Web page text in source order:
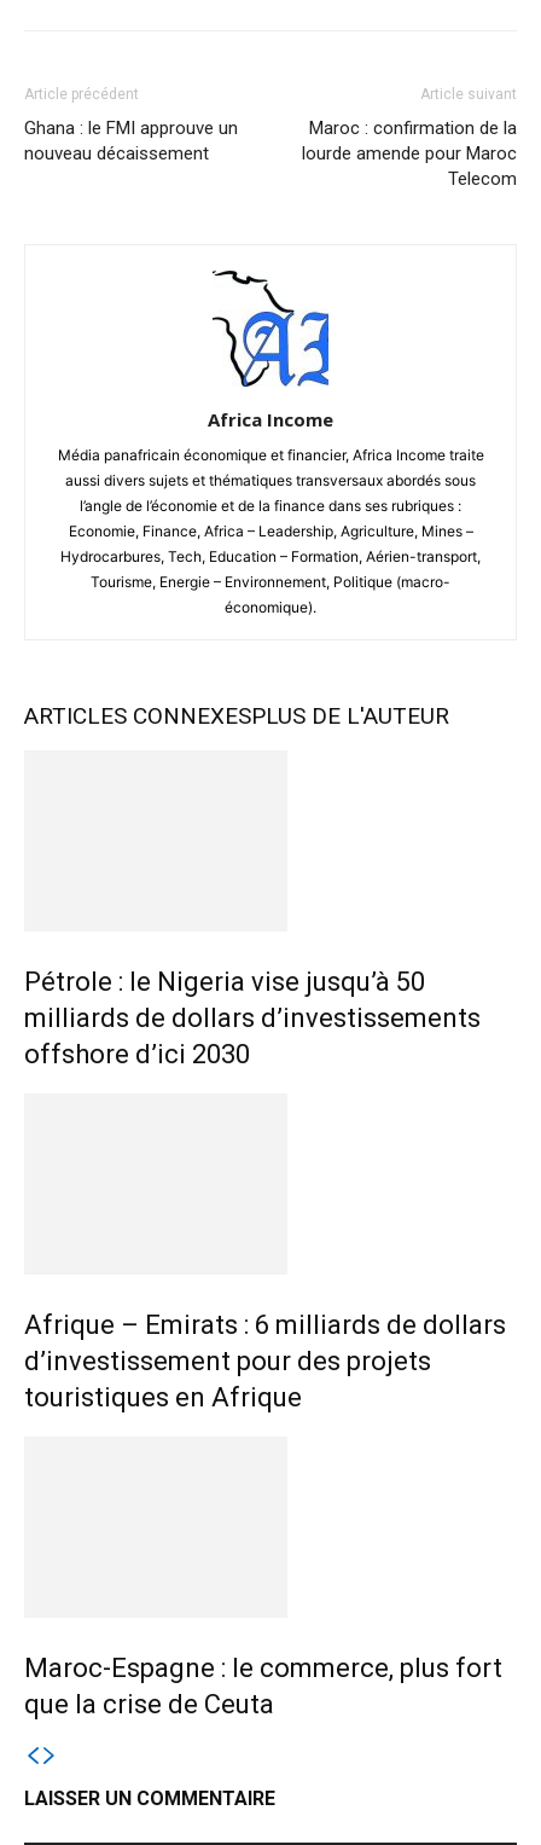
Article précédent
Ghana : le FMI approuve un
nouveau décaissement
Article suivant
Maroc : confirmation de la
lourde amende pour Maroc
Telecom
Africa Income
Média panafricain économique et financier, Africa Income traite
aussi divers sujets et thématiques transversaux abordés sous
l’angle de l’économie et de la finance dans ses rubriques :
Economie, Finance, Africa – Leadership, Agriculture, Mines –
Hydrocarbures, Tech, Education – Formation, Aérien-transport,
Tourisme, Energie – Environnement, Politique (macro-
économique).
ARTICLES CONNEXESPLUS DE L'AUTEUR
Pétrole : le Nigeria vise jusqu’à 50
milliards de dollars d’investissements
offshore d’ici 2030
Afrique – Emirats : 6 milliards de dollars
d’investissement pour des projets
touristiques en Afrique
Maroc-Espagne : le commerce, plus fort
que la crise de Ceuta
LAISSER UN COMMENTAIRE